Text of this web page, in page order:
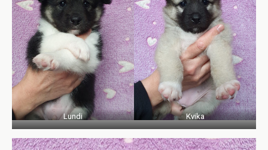
Lundi Kvika